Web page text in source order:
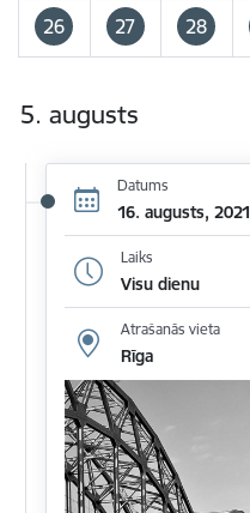
26 27 28
5. augusts
Datums
16. augusts, 2021
Laiks
Visu dienu
Atrašanās vieta
Rīga